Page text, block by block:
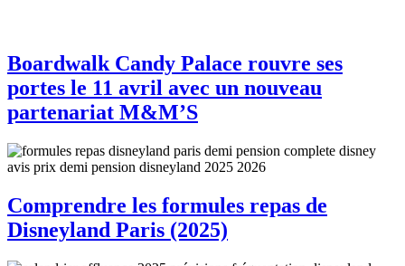
Boardwalk Candy Palace rouvre ses
portes le 11 avril avec un nouveau
partenariat M&M’S
Comprendre les formules repas de
Disneyland Paris (2025)